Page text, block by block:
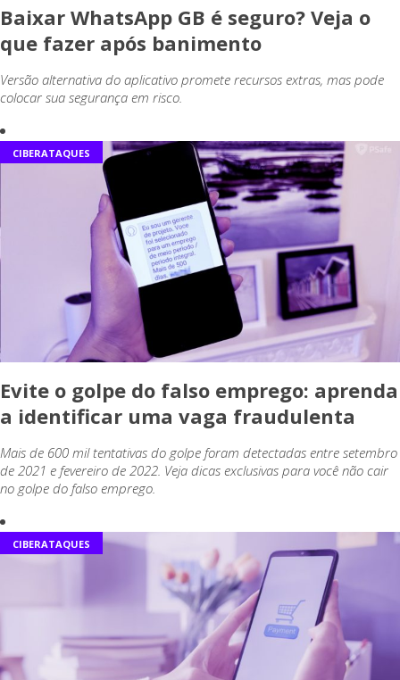
Baixar WhatsApp GB é seguro? Veja o
que fazer após banimento
Versão alternativa do aplicativo promete recursos extras, mas pode
colocar sua segurança em risco.
CIBERATAQUES
Evite o golpe do falso emprego: aprenda
a identificar uma vaga fraudulenta
Mais de 600 mil tentativas do golpe foram detectadas entre setembro
de 2021 e fevereiro de 2022. Veja dicas exclusivas para você não cair
no golpe do falso emprego.
CIBERATAQUES